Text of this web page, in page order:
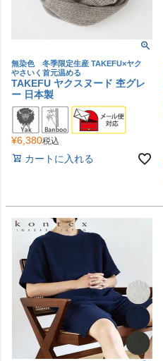
無染色 冬季限定生産 TAKEFU×ヤク
やさいく首元温める
TAKEFU ヤクスヌード 杢グレ
ー 日本製
¥6,380税込
カートに入れる